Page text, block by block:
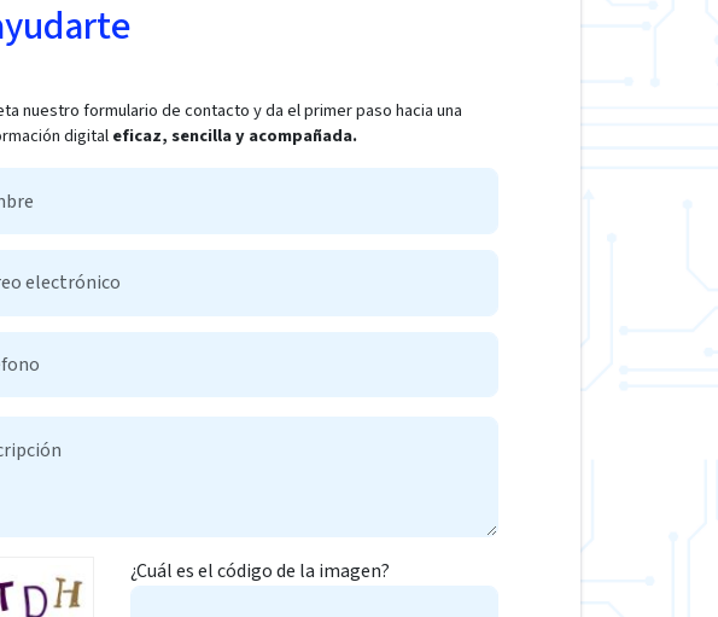
nuestro formulario de contacto y da el primer paso hacia una
digitaleficaz, sencilla y acompañada.
¿Cuál es el código de la imagen?